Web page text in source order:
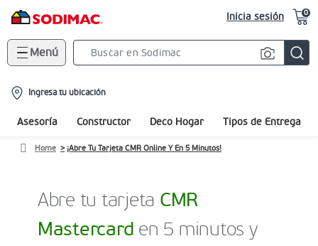
Inicia sesión 0
Menú
location-
icon
Ingresa tu ubicación
Asesoría Constructor Deco Hogar Tipos de Entrega
Home ¡Abre Tu Tarjeta CMR Online Y En 5 Minutos!
Abre tu tarjeta CMR
Mastercard en 5 minutos y